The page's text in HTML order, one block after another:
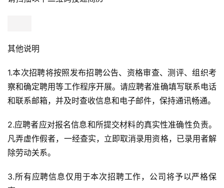
其他说明
1.本次招聘将按照发布招聘公告、资格审查、测评、组织考
察和确定聘用等工作程序开展。请应聘者准确填写联系电话
和联系邮箱，并及时查收信息和电子邮件，保持通讯畅通。
2.应聘者应对报名信息和所提交材料的真实性准确性负责。
凡弄虚作假者，一经查实，立即取消录用资格，已录用者解
除劳动关系。
3.所有应聘信息仅用于本次招聘工作，公司将予以严格保